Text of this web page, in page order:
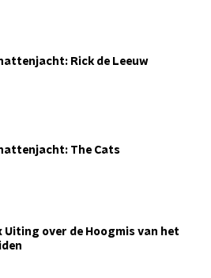
Rick de Leeuw
The Cats
Uiting over de Hoogmis van het